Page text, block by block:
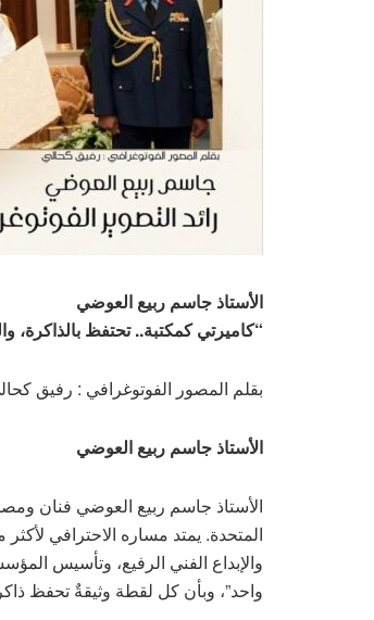
الأستاذ جاسم ربيع العوضي
“كاميرتي كمكتبة.. تحتفظ بالذاكرة،
بقلم المصور الفوتوغرافي : رفيق
الأستاذ جاسم ربيع العوضي
الأستاذ جاسم ربيع العوضي فنان
والإبداع الفني الرفيع، وتأسيس
واحد”، وبأن كل لقطة وثيقةٌ تحفظ